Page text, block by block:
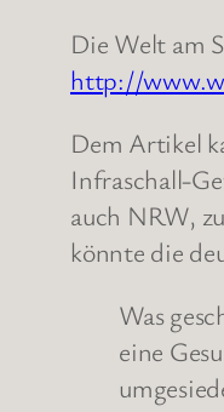
Die Welt am
http://
Dem Artikel
Infraschall-
auch NRW,
könnte die
Was
eine